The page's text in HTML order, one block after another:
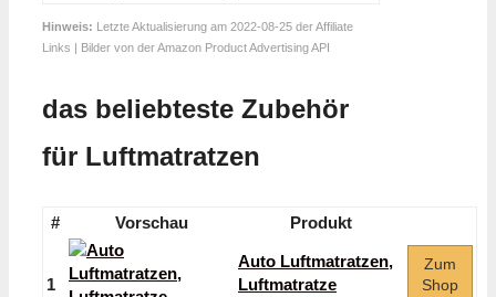
Hinweis: Letzte Aktualisierung am 2022-08-25 der Affiliate
Links | Bilder von der Amazon Product Advertising API
das beliebteste Zubehör
für Luftmatratzen
# Vorschau Produkt
1
Auto Luftmatratzen,
Luftmatratze
Zum
Shop